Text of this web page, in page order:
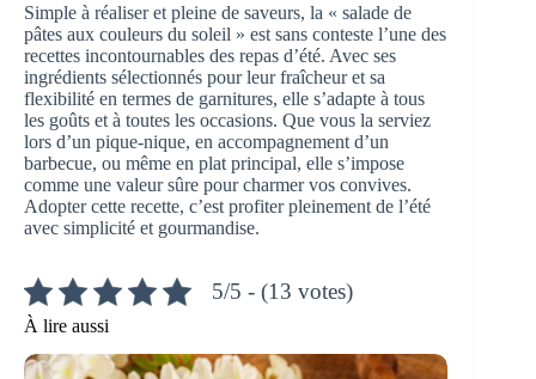
Simple à réaliser et pleine de saveurs, la « salade de
pâtes aux couleurs du soleil » est sans conteste l’une des
recettes incontournables des repas d’été. Avec ses
ingrédients sélectionnés pour leur fraîcheur et sa
flexibilité en termes de garnitures, elle s’adapte à tous
les goûts et à toutes les occasions. Que vous la serviez
lors d’un pique-nique, en accompagnement d’un
barbecue, ou même en plat principal, elle s’impose
comme une valeur sûre pour charmer vos convives.
Adopter cette recette, c’est profiter pleinement de l’été
avec simplicité et gourmandise.
5/5 - (13 votes)
À lire aussi